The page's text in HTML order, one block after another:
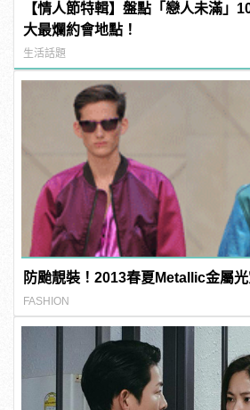
【情人節特輯】盤點「戀人未滿」
大最爛約會地點！
生活話題
防颱靚裝！2013春夏Metallic金屬
FASHION